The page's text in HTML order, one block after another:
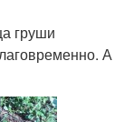
груши
А